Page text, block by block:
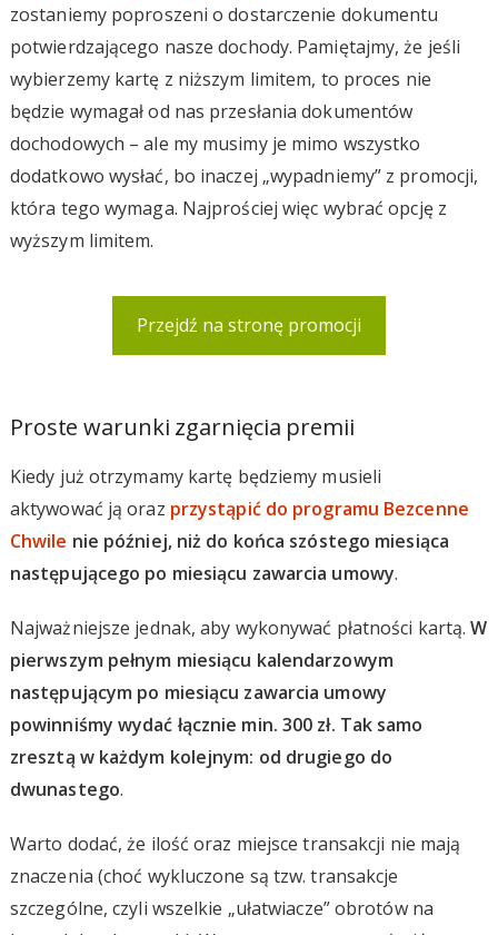
zostaniemy poproszeni o dostarczenie dokumentu
potwierdzającego nasze dochody. Pamiętajmy, że jeśli
wybierzemy kartę z niższym limitem, to proces nie
będzie wymagał od nas przesłania dokumentów
dochodowych – ale my musimy je mimo wszystko
dodatkowo wysłać, bo inaczej „wypadniemy” z promocji,
która tego wymaga. Najprościej więc wybrać opcję z
wyższym limitem.
Przejdź na stronę promocji
Proste warunki zgarnięcia premii
Kiedy już otrzymamy kartę będziemy musieli
aktywować ją oraz przystąpić do programu Bezcenne
Chwile nie później, niż do końca szóstego miesiąca
następującego po miesiącu zawarcia umowy.
Najważniejsze jednak, aby wykonywać płatności kartą.W
pierwszym pełnym miesiącu kalendarzowym
następującym po miesiącu zawarcia umowy
powinniśmy wydać łącznie min. 300 zł. Tak samo
zresztą w każdym kolejnym: od drugiego do
dwunastego.
Warto dodać, że ilość oraz miejsce transakcji nie mają
znaczenia (choć wykluczone są tzw. transakcje
szczególne, czyli wszelkie „ułatwiacze” obrotów na